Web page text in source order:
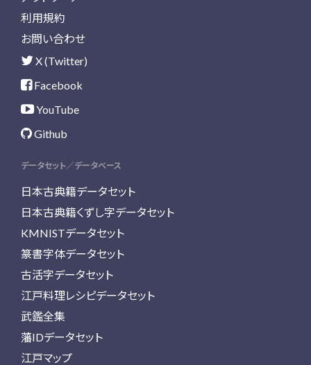
利用規約
お問い合わせ
X (Twitter)
Facebook
YouTube
Github
データセット／データベース
日本古典籍データセット
日本古典籍くずし字データセット
KMNISTデータセット
篆書字体データセット
古活字データセット
江戸料理レシピデータセット
武鑑全集
藩IDデータセット
江戸マップ